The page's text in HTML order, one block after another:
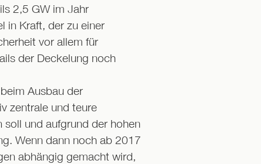
2,5 GW im Jahr
in Kraft, der zu einer
vor allem für
der Deckelung noch
Ausbau der
zentrale und teure
und aufgrund der hohen
Wenn dann noch ab 2017
abhängig gemacht wird,